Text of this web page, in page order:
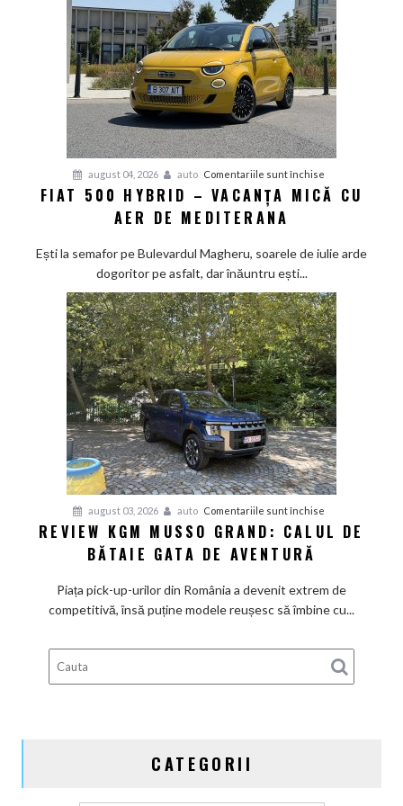
japonez
învață
bunele
maniere
pe
august 04, 2026 auto Comentariile sunt închise
Fiat
–
mică
cu
aer
de
Mediterana
FIAT 500 HYBRID – VACANȚA MICĂ CU
AER DE MEDITERANA
Ești la semafor pe Bulevardul Magheru, soarele de iulie arde
dogoritor pe asfalt, dar înăuntru ești...
august 03, 2026 auto Comentariile sunt închise
Review
Grand:
Calul
bătaie
gata
de
REVIEW KGM MUSSO GRAND: CALUL DE
BĂTAIE GATA DE AVENTURĂ
Piața pick-up-urilor din România a devenit extrem de
competitivă, însă puține modele reușesc să îmbine cu...
CATEGORII